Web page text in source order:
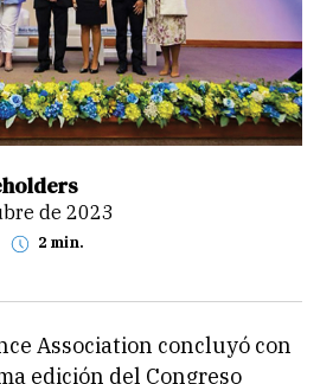
de 2023
2 min.
Association concluyó con
edición del Congreso